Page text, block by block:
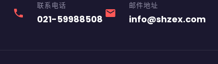
phone
联系电话
021-59988508 email
邮件地址
info@shzex.com